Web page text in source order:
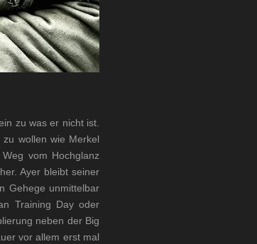
zu was er nicht ist.
wollen wie Merkel
vom Hochglanz
Ayer bleibt seiner
Gehege unmittelbar
Training Day oder
neben der Big
vor allem erst mal